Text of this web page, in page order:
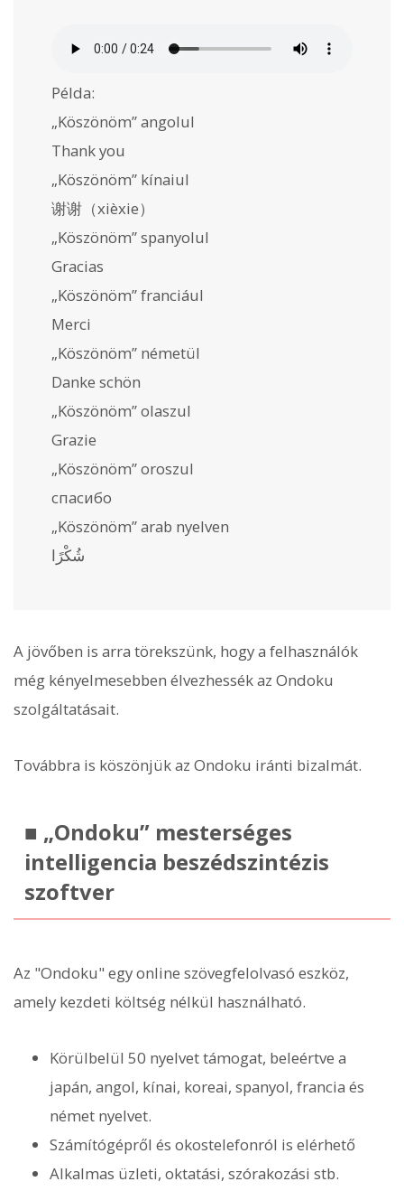
Példa:
„Köszönöm” angolul
Thank you
„Köszönöm” kínaiul
谢谢（xièxie）
„Köszönöm” spanyolul
Gracias
„Köszönöm” franciául
Merci
„Köszönöm” németül
Danke schön
„Köszönöm” olaszul
Grazie
„Köszönöm” oroszul
спасибо
„Köszönöm” arab nyelven
شُكْرًا
A jövőben is arra törekszünk, hogy a felhasználók
még kényelmesebben élvezhessék az Ondoku
szolgáltatásait.
Továbbra is köszönjük az Ondoku iránti bizalmát.
■ „Ondoku” mesterséges
intelligencia beszédszintézis
szoftver
Az "Ondoku" egy online szövegfelolvasó eszköz,
amely kezdeti költség nélkül használható.
Körülbelül 50 nyelvet támogat, beleértve a
japán, angol, kínai, koreai, spanyol, francia és
német nyelvet.
Számítógépről és okostelefonról is elérhető
Alkalmas üzleti, oktatási, szórakozási stb.